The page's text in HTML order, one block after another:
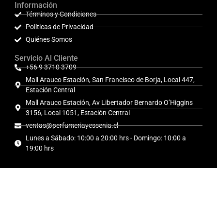
Información
Términos y Condiciones
Políticas de Privacidad
Quiénes Somos
Servicio Al Cliente
+56 9 3710 3709
Mall Arauco Estación, San Francisco de Borja, Local 447,
Estación Central
Mall Arauco Estación, Av Libertador Bernardo O’Higgins
3156, Local 1051, Estación Central
ventas@perfumeriayessenia.cl
Lunes a Sábado: 10:00 a 20:00 hrs - Domingo: 10:00 a
19:00 hrs